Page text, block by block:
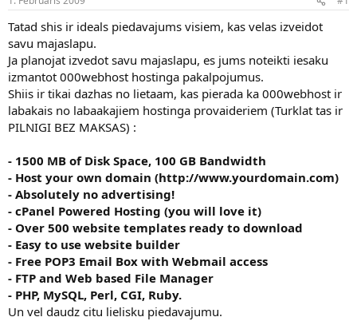
n
a
u
z
s
ā
c
ē
j
s
a
u
m
s
Tatad shis ir ideals piedavajums visiem, kas velas izveidot
savu majaslapu.
Ja planojat izvedot savu majaslapu, es jums noteikti iesaku
izmantot 000webhost hostinga pakalpojumus.
Shiis ir tikai dazhas no lietaam, kas pierada ka 000webhost ir
labakais no labaakajiem hostinga provaideriem (Turklat tas ir
PILNIGI BEZ MAKSAS) :
- 1500 MB of Disk Space, 100 GB Bandwidth
- Host your own domain (http://www.yourdomain.com)
- Absolutely no advertising!
- cPanel Powered Hosting (you will love it)
- Over 500 website templates ready to download
- Easy to use website builder
- Free POP3 Email Box with Webmail access
- FTP and Web based File Manager
- PHP, MySQL, Perl, CGI, Ruby.
Un vel daudz citu lielisku piedavajumu.